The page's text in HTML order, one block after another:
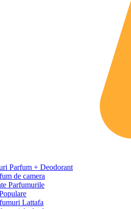
Parfum + Deodorant
de camera
Parfumurile
Lattafa